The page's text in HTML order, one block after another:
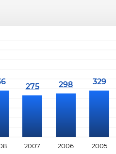
2007 2006 2005